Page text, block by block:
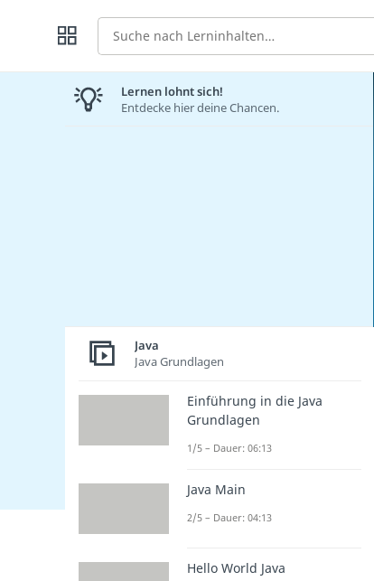
Suche
Lernen lohnt sich!
Entdecke hier deine Chancen.
Java
Java Grundlagen
Einführung in die Java
Grundlagen
1/5 – Dauer: 06:13
Java Main
2/5 – Dauer: 04:13
Hello World Java